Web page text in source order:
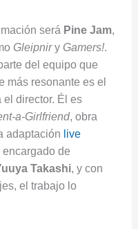
será Pine Jam,
Gleipniry Gamers!.
del equipo que
más resonante es el
el director. Él es
a-Girlfriend, obra
adaptación live
de
Takashi, y con
el trabajo lo